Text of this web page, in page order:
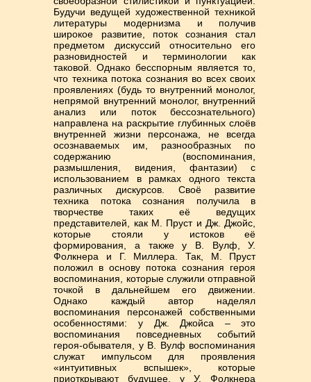
Будучи ведущей художественной техникой
литературы модернизма и получив
широкое развитие, поток сознания стал
предметом дискуссий относительно его
разновидностей и терминологии как
таковой. Однако бесспорным является то,
что техника потока сознания во всех своих
проявлениях (будь то внутренний монолог,
непрямой внутренний монолог, внутренний
анализ или поток бессознательного)
направлена на раскрытие глубинных слоёв
внутренней жизни персонажа, не всегда
осознаваемых им, разнообразных по
содержанию (воспоминания,
размышления, видения, фантазии) с
использованием в рамках одного текста
различных дискурсов. Своё развитие
техника потока сознания получила в
творчестве таких её ведущих
представителей, как М. Пруст и Дж. Джойс,
которые стояли у истоков её
формирования, а также у В. Вулф, У.
Фолкнера и Г. Миллера. Так, М. Пруст
положил в основу потока сознания героя
воспоминания, которые служили отправной
точкой в дальнейшем его движении.
Однако каждый автор наделял
воспоминания персонажей собственными
особенностями: у Дж. Джойса – это
воспоминания повседневных событий
героя-обывателя, у В. Вулф воспоминания
служат импульсом для проявления
«интуитивных вспышек», которые
приоткрывают будущее, у У. Фолкнера